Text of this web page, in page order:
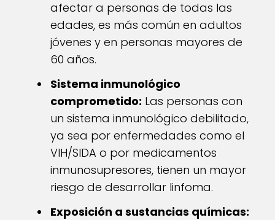
afectar a personas de todas las
edades, es más común en adultos
jóvenes y en personas mayores de
60 años.
Sistema inmunológico
comprometido: Las personas con
un sistema inmunológico debilitado,
ya sea por enfermedades como el
VIH/SIDA o por medicamentos
inmunosupresores, tienen un mayor
riesgo de desarrollar linfoma.
Exposición a sustancias químicas: